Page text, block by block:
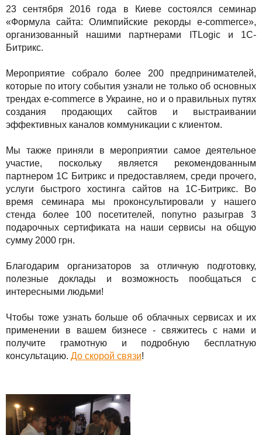
TuchaBackup
TuchaHosting
Удаленный офис
Реселінг хостингу
Карьера
Контакты
Сервисы
Решения
Для бизнеса
Техподдержка
Инструкции
Интервью
Авторская колонка
События
Праздники
Акции
23 сентября 2016 года в Киеве состоялся семинар
«Формула сайта: Олимпийские рекорды е-commerce»,
организованный нашими партнерами ITLogic и 1С-
Битрикс.
Мероприятие собрало более 200 предпринимателей,
которые по итогу события узнали не только об основных
трендах e-commerce в Украине, но и о правильных путях
создания продающих сайтов и выстраивании
эффективных каналов коммуникации с клиентом.
Мы также приняли в мероприятии самое деятельное
участие, поскольку является рекомендованным
партнером 1С Битрикс и предоставляем, среди прочего,
услуги быстрого хостинга сайтов на 1С-Битрикс. Во
время семинара мы проконсультировали у нашего
стенда более 100 посетителей, попутно разыграв 3
подарочных сертификата на наши сервисы на общую
сумму 2000 грн.
Благодарим организаторов за отличную подготовку,
полезные доклады и возможность пообщаться с
интересными людьми!
Чтобы тоже узнать больше об облачных сервисах и их
применении в вашем бизнесе - свяжитесь с нами и
получите грамотную и подробную бесплатную
консультацию. До скорой связи!